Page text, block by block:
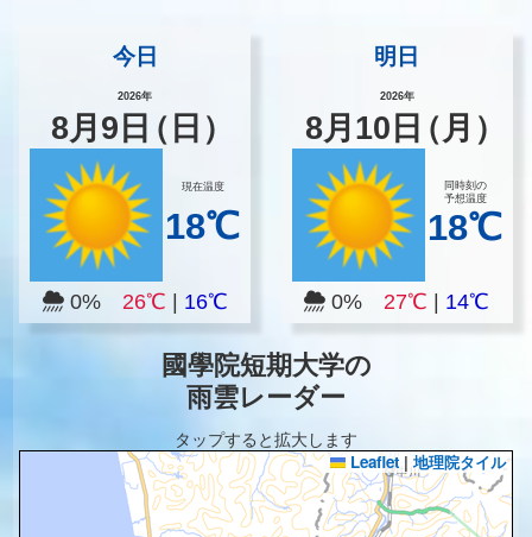
今日
2026年
8月 9 日（日）
現在温度
18℃
0% 26℃ 16℃
明日
2026年
8月 10 日（月）
同時刻の
予想温度
18℃
0% 27℃ 14℃
國學院短期大学の
雨雲レーダー
タップすると拡大します
Leaflet | 地理院タイル